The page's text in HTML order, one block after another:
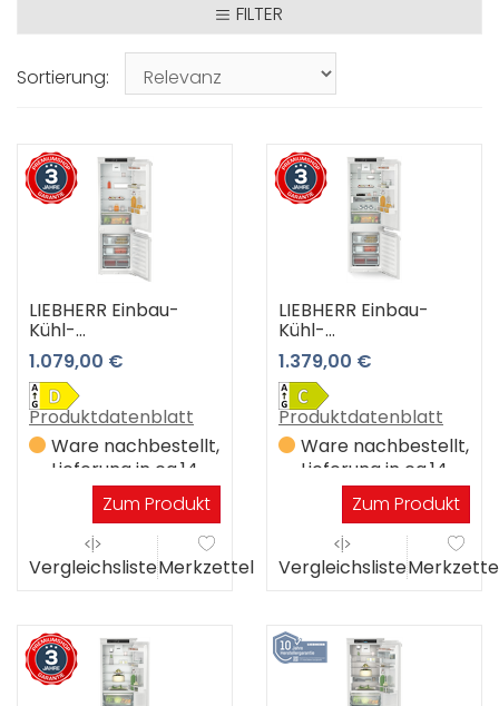
FILTER
Sortierung:
LIEBHERR Einbau-
Kühl-
Gefrierkombination
ICd 5103-22 3 Jahre
Premiumshop
Garantie
1.079,00 €
Produktdatenblatt
Ware nachbestellt,
Lieferung in ca.14
Werktagen
Zum Produkt
VergleichslisteMerkzettel
LIEBHERR Einbau-
Kühl-
Gefrierkombination
ICc 5123-22 3 Jahre
Premiumshop
Garantie
1.379,00 €
Produktdatenblatt
Ware nachbestellt,
Lieferung in ca.14
Werktagen
Zum Produkt
Vergleichsliste